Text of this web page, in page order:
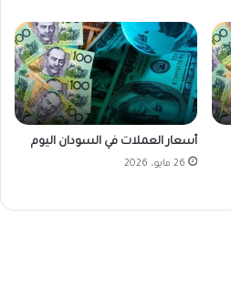
أسعار العملات في السودان اليوم
26 مايو، 2026